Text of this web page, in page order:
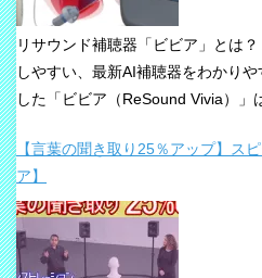
リサウンド補聴器「ビビア」とは
しやすい、最新AI補聴器をわかり
した「ビビア（ReSound Vivia）」
「騒音下でも鮮やかな聞き取り」
「Auracast標準搭載」が主な特長
のは、単純な増幅だけではありませ
たい声に意識を向けやすくすること
きるだけ保ちながら会話を楽にす
【言葉の聞き取り25％アップ】ス
ア】